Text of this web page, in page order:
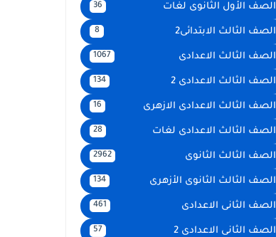
الصف الأول الثانوى لغات 36
الصف الثالث الابتدائى2 8
الصف الثالث الاعدادى 1067
الصف الثالث الاعدادى 2 134
الصف الثالث الاعدادى الازهرى 16
الصف الثالث الاعدادى لغات 28
الصف الثالث الثانوى 2962
الصف الثالث الثانوى الأزهرى 134
الصف الثانى الاعدادى 461
الصف الثانى الاعدادى 2 57